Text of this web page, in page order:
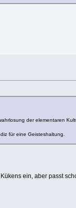
der elementaren
für eine Geisteshaltung.
ein, aber passt